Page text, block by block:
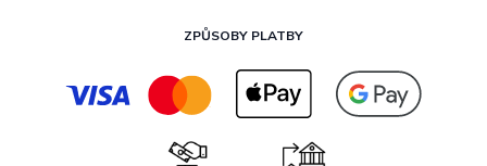
ZPŮSOBY PLATBY